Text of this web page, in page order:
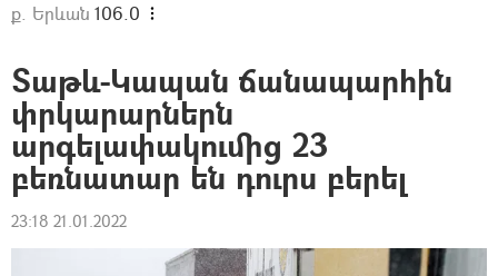
ք. Երևան 106.0
Տաթև-Կապան ճանապարհին
փրկարարներն
արգելափակումից 23
բեռնատար են դուրս բերել
23:18 21.01.2022